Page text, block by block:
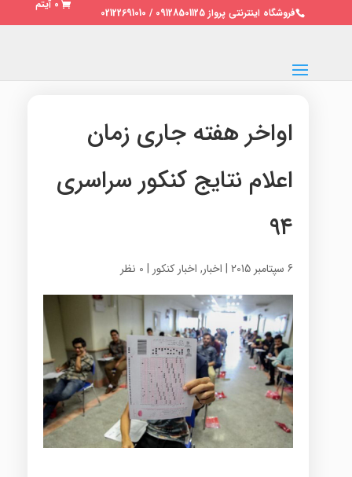
فروشگاه اینترنتی پرواز 09128501125 / 02122691010
0 آیتم
اواخر هفته جاری زمان
اعلام نتایج کنکور سراسری
۹۴
6 سپتامبر 2015 | اخبار, اخبار کنکور | 0 نظر